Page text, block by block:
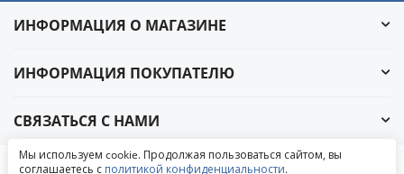
ИНФОРМАЦИЯ О МАГАЗИНЕ
ИНФОРМАЦИЯ ПОКУПАТЕЛЮ
СВЯЗАТЬСЯ С НАМИ
© 2004-2026 «УралАвтоСаунд»
Написать в ВКонтакте
Мы используем cookie. Продолжая пользоваться сайтом, вы
соглашаетесь с политикой конфиденциальности.